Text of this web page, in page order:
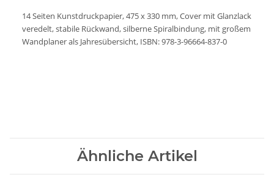
14 Seiten Kunstdruckpapier, 475 x 330 mm, Cover mit Glanzlack
veredelt, stabile Rückwand, silberne Spiralbindung, mit großem
Wandplaner als Jahresübersicht, ISBN: 978-3-96664-837-0
Ähnliche Artikel